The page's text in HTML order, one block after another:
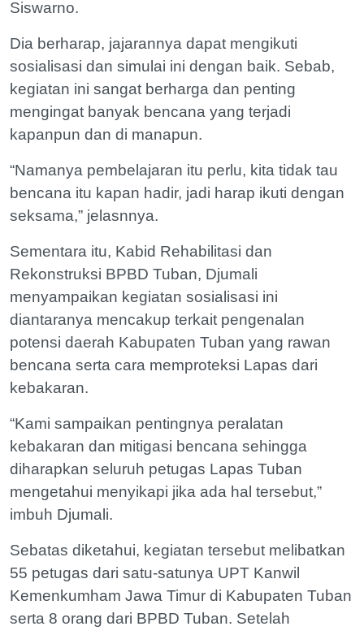
Siswarno.
Dia berharap, jajarannya dapat mengikuti
sosialisasi dan simulai ini dengan baik. Sebab,
kegiatan ini sangat berharga dan penting
mengingat banyak bencana yang terjadi
kapanpun dan di manapun.
“Namanya pembelajaran itu perlu, kita tidak tau
bencana itu kapan hadir, jadi harap ikuti dengan
seksama,” jelasnnya.
Sementara itu, Kabid Rehabilitasi dan
Rekonstruksi BPBD Tuban, Djumali
menyampaikan kegiatan sosialisasi ini
diantaranya mencakup terkait pengenalan
potensi daerah Kabupaten Tuban yang rawan
bencana serta cara memproteksi Lapas dari
kebakaran.
“Kami sampaikan pentingnya peralatan
kebakaran dan mitigasi bencana sehingga
diharapkan seluruh petugas Lapas Tuban
mengetahui menyikapi jika ada hal tersebut,”
imbuh Djumali.
Sebatas diketahui, kegiatan tersebut melibatkan
55 petugas dari satu-satunya UPT Kanwil
Kemenkumham Jawa Timur di Kabupaten Tuban
serta 8 orang dari BPBD Tuban. Setelah